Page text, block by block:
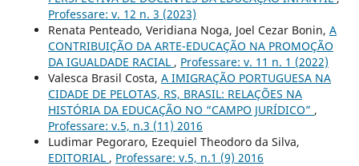
Professare: v. 12 n. 3 (2023)
Renata Penteado, Veridiana Noga, Joel Cezar Bonin, A
CONTRIBUIÇÃO DA ARTE-EDUCAÇÃO NA PROMOÇÃO
DA IGUALDADE RACIAL , Professare: v. 11 n. 1 (2022)
Valesca Brasil Costa, A IMIGRAÇÃO PORTUGUESA NA
CIDADE DE PELOTAS, RS, BRASIL: RELAÇÕES NA
HISTÓRIA DA EDUCAÇÃO NO “CAMPO JURÍDICO” ,
Professare: v.5, n.3 (11) 2016
Ludimar Pegoraro, Ezequiel Theodoro da Silva,
EDITORIAL , Professare: v.5, n.1 (9) 2016